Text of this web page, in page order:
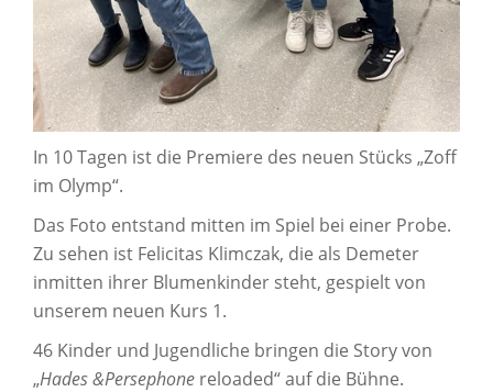
In 10 Tagen ist die Premiere des neuen Stücks „Zoff
im Olymp“.
Das Foto entstand mitten im Spiel bei einer Probe.
Zu sehen ist Felicitas Klimczak, die als Demeter
inmitten ihrer Blumenkinder steht, gespielt von
unserem neuen Kurs 1.
46 Kinder und Jugendliche bringen die Story von
„Hades &Persephone reloaded“ auf die Bühne.